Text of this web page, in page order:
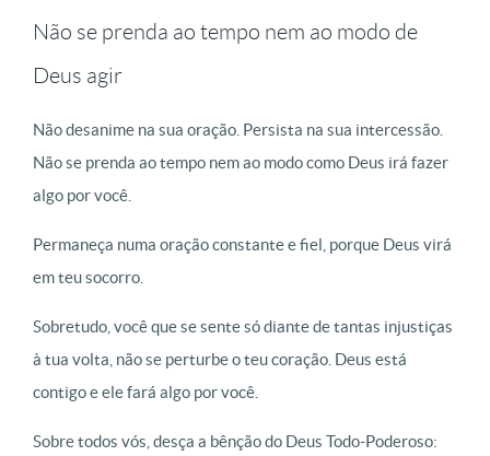
Não se prenda ao tempo nem ao modo de
Deus agir
Não desanime na sua oração. Persista na sua intercessão.
Não se prenda ao tempo nem ao modo como Deus irá fazer
algo por você.
Permaneça numa oração constante e fiel, porque Deus virá
em teu socorro.
Sobretudo, você que se sente só diante de tantas injustiças
à tua volta, não se perturbe o teu coração. Deus está
contigo e ele fará algo por você.
Sobre todos vós, desça a bênção do Deus Todo-Poderoso: